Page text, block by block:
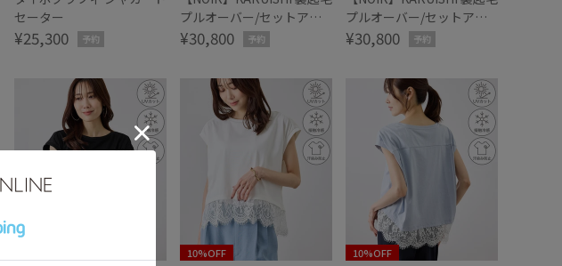
セーター
¥25,300 予約
プルオーバー/セットアッ
プ対応
¥30,800 予約
プルオーバー/セットアッ
プ対応
¥30,800 予約
10%OFF 10%OFF